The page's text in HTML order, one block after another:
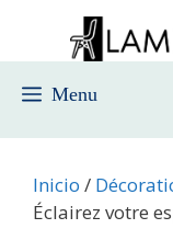
contenido
Menu
Inicio /
Éclairez votre